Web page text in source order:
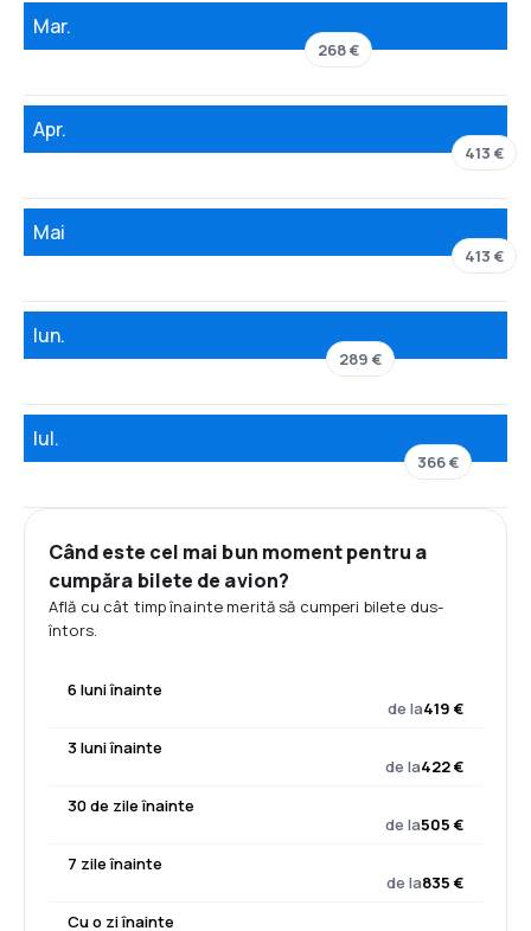
Mar.
268 €
Apr.
413 €
Mai
413 €
Iun.
289 €
Iul.
366 €
Când este cel mai bun moment pentru a
cumpăra bilete de avion?
Află cu cât timp înainte merită să cumperi bilete dus-
întors.
6 luni înainte
de la419 €
3 luni înainte
de la422 €
30 de zile înainte
de la505 €
7 zile înainte
de la835 €
Cu o zi înainte